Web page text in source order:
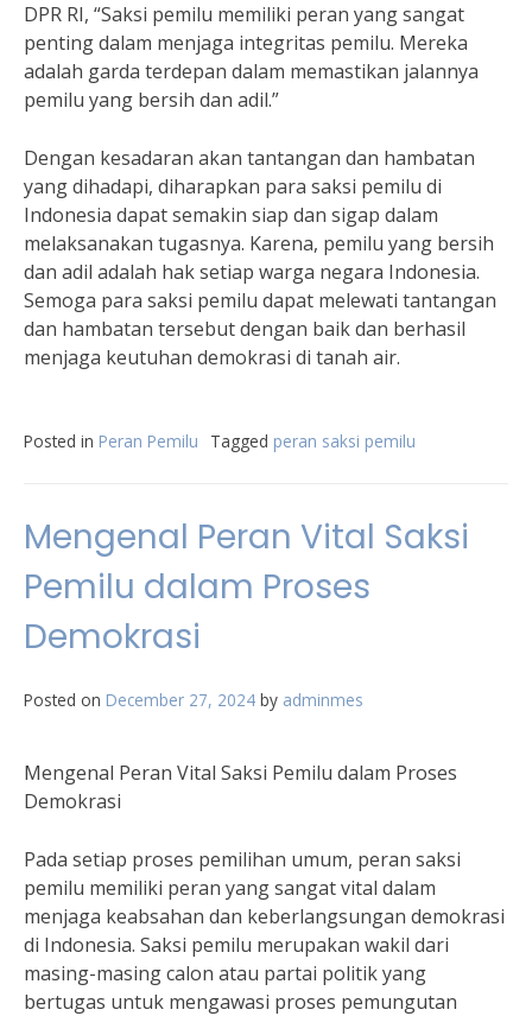
DPR RI, “Saksi pemilu memiliki peran yang sangat
penting dalam menjaga integritas pemilu. Mereka
adalah garda terdepan dalam memastikan jalannya
pemilu yang bersih dan adil.”
Dengan kesadaran akan tantangan dan hambatan
yang dihadapi, diharapkan para saksi pemilu di
Indonesia dapat semakin siap dan sigap dalam
melaksanakan tugasnya. Karena, pemilu yang bersih
dan adil adalah hak setiap warga negara Indonesia.
Semoga para saksi pemilu dapat melewati tantangan
dan hambatan tersebut dengan baik dan berhasil
menjaga keutuhan demokrasi di tanah air.
Posted in Peran Pemilu Tagged peran saksi pemilu
Mengenal Peran Vital Saksi
Pemilu dalam Proses
Demokrasi
Posted on December 27, 2024 by adminmes
Mengenal Peran Vital Saksi Pemilu dalam Proses
Demokrasi
Pada setiap proses pemilihan umum, peran saksi
pemilu memiliki peran yang sangat vital dalam
menjaga keabsahan dan keberlangsungan demokrasi
di Indonesia. Saksi pemilu merupakan wakil dari
masing-masing calon atau partai politik yang
bertugas untuk mengawasi proses pemungutan